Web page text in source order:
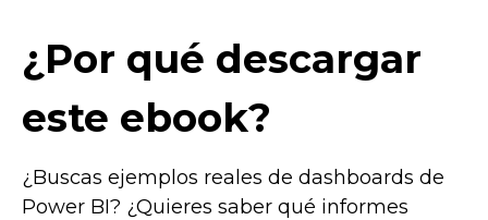
¿Por qué descargar
este ebook?
¿Buscas ejemplos reales de dashboards de
Power BI? ¿Quieres saber qué informes